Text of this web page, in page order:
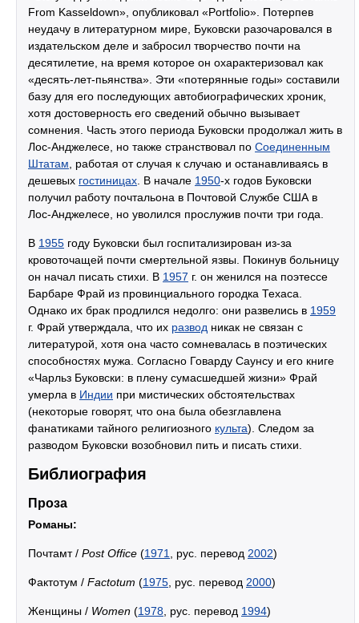
From Kasseldown», опубликовал «Portfolio». Потерпев
неудачу в литературном мире, Буковски разочаровался в
издательском деле и забросил творчество почти на
десятилетие, на время которое он охарактеризовал как
«десять-лет-пьянства». Эти «потерянные годы» составили
базу для его последующих автобиографических хроник,
хотя достоверность его сведений обычно вызывает
сомнения. Часть этого периода Буковски продолжал жить в
Лос-Анджелесе, но также странствовал по Соединенным
Штатам , работая от случая к случаю и останавливаясь в
дешевых гостиницах . В начале 1950-х годов Буковски
получил работу почтальона в Почтовой Службе США в
Лос-Анджелесе, но уволился прослужив почти три года.
В 1955 году Буковски был госпитализирован из-за
кровоточащей почти смертельной язвы. Покинув больницу
он начал писать стихи. В 1957 г. он женился на поэтессе
Барбаре Фрай из провинциального городка Техаса.
Однако их брак продлился недолго: они развелись в 1959
г. Фрай утверждала, что их развод никак не связан с
литературой, хотя она часто сомневалась в поэтических
способностях мужа. Согласно Говарду Саунсу и его книге
«Чарльз Буковски: в плену сумасшедшей жизни» Фрай
умерла в Индии при мистических обстоятельствах
(некоторые говорят, что она была обезглавлена
фанатиками тайного религиозного культа). Следом за
разводом Буковски возобновил пить и писать стихи.
Библиография
Проза
Романы:
Почтамт / Post Office (1971 , рус. перевод 2002)
Фактотум / Factotum (1975 , рус. перевод 2000)
Женщины / Women (1978 , рус. перевод 1994)